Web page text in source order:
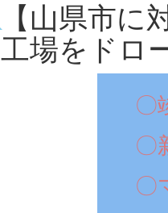
【山県市
工場をドロ
〇
〇
〇